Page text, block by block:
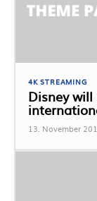
4K STREAMING
Disney
13. November